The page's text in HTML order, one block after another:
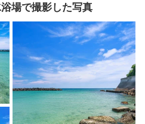
場で撮影した写真